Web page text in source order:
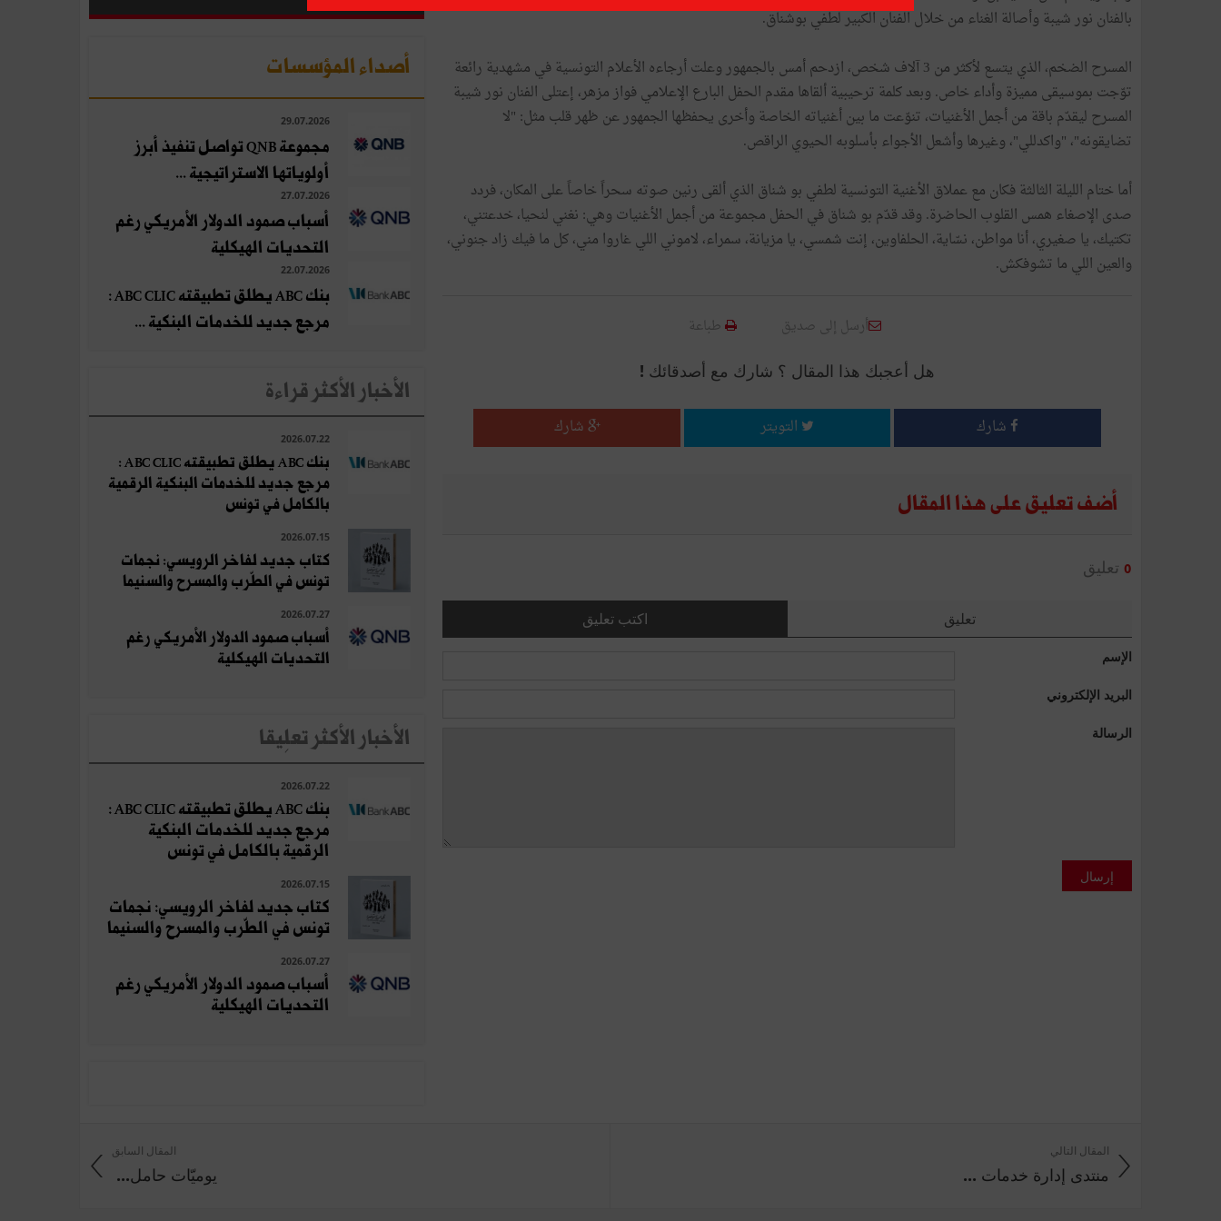
بالفنان نور شيبة وأصالة الغناء من خلال الفنان الكبير لطفي بوشناق.
المسرح الضخم، الذي يتسع لأكثر من 3 آلاف شخص، ازدحم أمس بالجمهور وعلت أرجاءه الأعلام التونسية في مشهدية رائعة
توّجت بموسيقى مميزة وأداء خاص. وبعد كلمة ترحيبية ألقاها مقدم الحفل البارع الإعلامي فواز مزهر، إعتلى الفنان نور شيبة
المسرح ليقدّم باقة من أجمل الأغنيات، تنوّعت ما بين أغنياته الخاصة وأخرى يحفظها الجمهور عن ظهر قلب مثل: "لا
تضايقونه"، "واكدللي"، وغيرها وأشعل الأجواء بأسلوبه الحيوي الراقص.
أما ختام الليلة الثالثة فكان مع عملاق الأغنية التونسية لطفي بو شناق الذي ألقى رنين صوته سحراً خاصاً على المكان، فردد
صدى الإصغاء همس القلوب الحاضرة. وقد قدّم بو شناق في الحفل مجموعة من أجمل الأغنيات وهي: نغني لنحيا، خدعتني،
تكتيك، يا صغيري، أنا مواطن، نسّاية، الحلفاوين، إنت شمسي، يا مزيانة، سمراء، لاموني اللي غاروا مني، كل ما فيك زاد جنوني،
والعين اللي ما تشوفكش.
أرسل إلى صديق طباعة
هل أعجبك هذا المقال ؟ شارك مع أصدقائك !
شارك التويتر شارك
أضف تعليق على هذا المقال
0 تعليق
اكتب تعليق تعليق
الإسم
البريد الإلكتروني
الرسالة
إرسال
أصداء المؤسسات
29.07.2026
مجموعة QNB تواصل تنفيذ أبرز
أولوياتها الاستراتيجية ...
27.07.2026
أسباب صمود الدولار الأمريكي رغم
التحديات الهيكلية
22.07.2026
بنك ABC يطلق تطبيقته ABC CLIC :
مرجع جديد للخدمات البنكية ...
الأخبار الأكثر قراءة
2026.07.22
بنك ABC يطلق تطبيقته ABC CLIC :
مرجع جديد للخدمات البنكية الرقمية
بالكامل في تونس
2026.07.15
كتاب جديد لفاخر الرويسي: نجمات
تونس في الطّرب والمسرح والسنيما
2026.07.27
أسباب صمود الدولار الأمريكي رغم
التحديات الهيكلية
الأخبار الأكثر تعلِيقا
2026.07.22
بنك ABC يطلق تطبيقته ABC CLIC :
مرجع جديد للخدمات البنكية
الرقمية بالكامل في تونس
2026.07.15
كتاب جديد لفاخر الرويسي: نجمات
تونس في الطّرب والمسرح والسنيما
2026.07.27
أسباب صمود الدولار الأمريكي رغم
التحديات الهيكلية
المقال السابق
يوميّات‭ ‬حامل‭ ...
المقال التالي
منتدى إدارة خدمات ...